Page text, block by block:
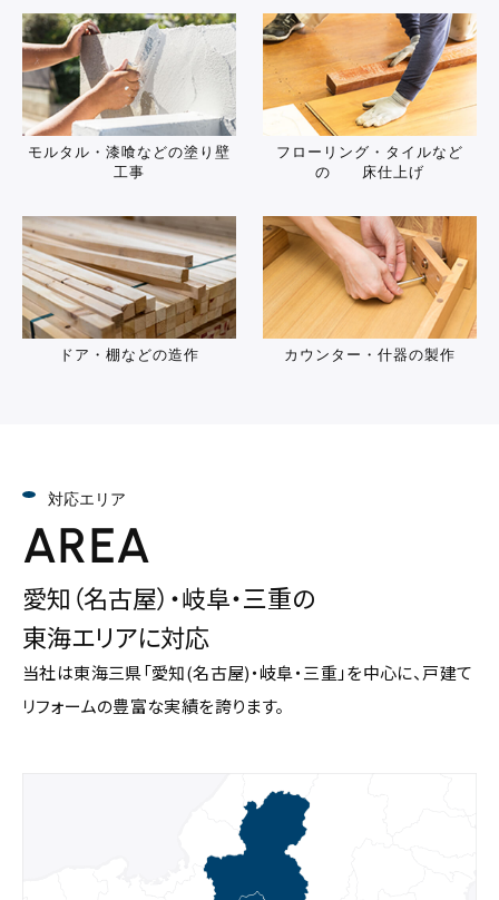
モルタル・漆喰などの塗り壁
工事
フローリング・タイルなど
の 床仕上げ
ドア・棚などの造作 カウンター・什器の製作
対応エリア
AREA
愛知（名古屋）・岐阜・三重の
東海エリアに対応
当社は東海三県「愛知(名古屋)・岐阜・三重」を中心に、戸建て
リフォームの豊富な実績を誇ります。